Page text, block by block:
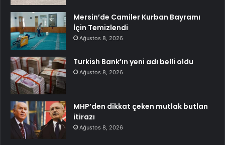
Mersin’de Camiler Kurban Bayramı
İçin Temizlendi
Ağustos 8, 2026
Turkish Bank’ın yeni adı belli oldu
Ağustos 8, 2026
MHP’den dikkat çeken mutlak butlan
itirazı
Ağustos 8, 2026